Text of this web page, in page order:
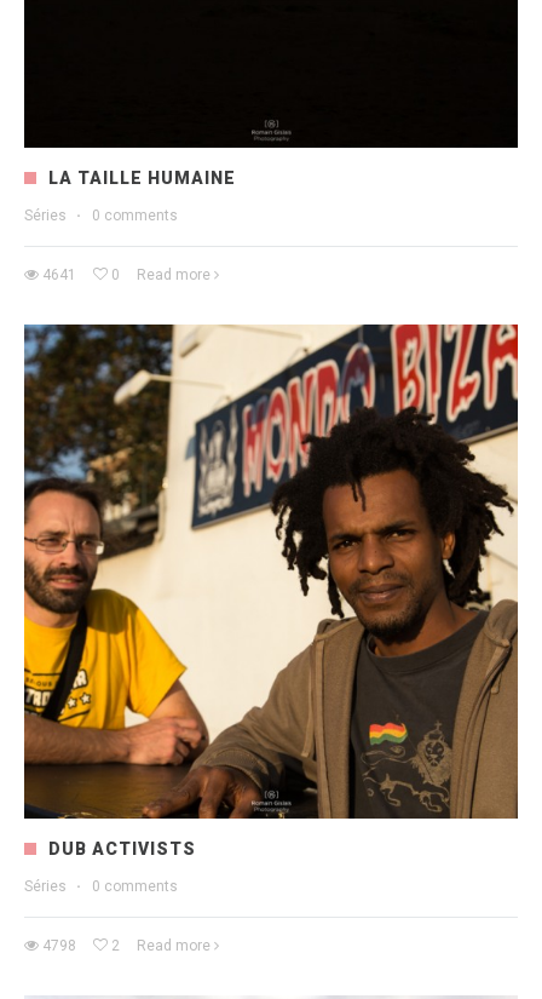
LA TAILLE HUMAINE
Séries · 0 comments
4641 0 Read more
DUB ACTIVISTS
Séries · 0 comments
4798 2 Read more